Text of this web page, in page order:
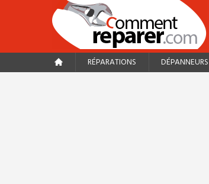
RÉPARATIONS DÉPANNEURS